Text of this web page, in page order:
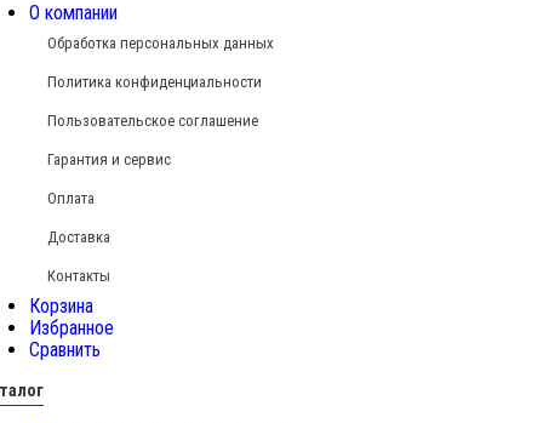
О компании
Обработка персональных данных
Политика конфиденциальности
Пользовательское соглашение
Гарантия и сервис
Оплата
Доставка
Контакты
Корзина
Избранное
Сравнить